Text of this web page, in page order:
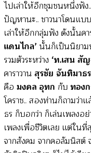
ไปเล่าให้อีกชุมชนหนึ่งฟัง
ปัญหานะ.. ชาวนาโดนแบ
เล่าให้อีกกลุ่มฟัง ดังนั้นคา
แดนไกล’นั้นก็เป็นนิยาม
รวมตัวระหว่าง ‘ท.เสน สัญ
คาราวาน สุรชัย จันทิมาธร
คือ มงคล อุทก กับ ทอง
โคราช.. สองท่านก็ถามว่า
ธร ก็บอกว่า ก็เล่นเพลงอ
เพลงเพื่อชีวิตเลย แต่ใน
จากสังคม จากคอลัมนิสต์